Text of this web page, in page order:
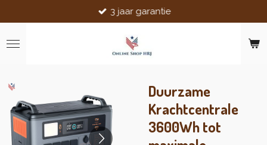
direct
naar
de
3 jaar garantie
Duurzame
Krachtcentrale
3600Wh tot